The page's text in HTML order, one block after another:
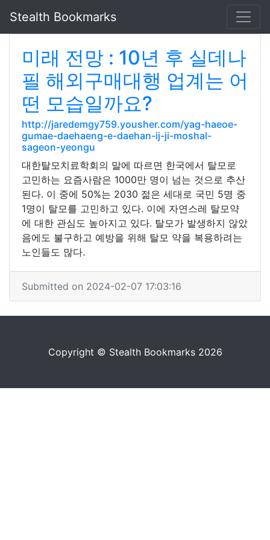
Stealth Bookmarks
미래 전망 : 10년 후 실데나
필 해외구매대행 업계는 어
떤 모습일까요?
http://jaredemgy759.yousher.com/yag-haeoe-
gumae-daehaeng-e-daehan-ij-ji-moshal-
sageon-yeongu
대한탈모치료학회의 말에 따르면 한국에서 탈모로
고민하는 요즘사람은 1000만 명이 넘는 것으로 추산
된다. 이 중에 50%는 2030 젊은 세대로 국민 5명 중
1명이 탈모를 고민하고 있다. 이에 자연스레 탈모약
에 대한 관심도 높아지고 있다. 탈모가 발생하지 않았
음에도 불구하고 예방을 위해 탈모 약을 복용하려는
노인들도 많다.
Submitted on 2024-02-07 17:03:16
Copyright © Stealth Bookmarks 2026